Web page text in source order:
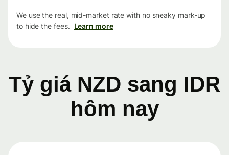
We use the real, mid-market rate with no sneaky mark-up
to hide the fees. Learn more
Tỷ giá NZD sang IDR
hôm nay